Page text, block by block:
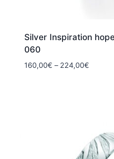
Silver Inspiration
060
160,00€ – 224,00€